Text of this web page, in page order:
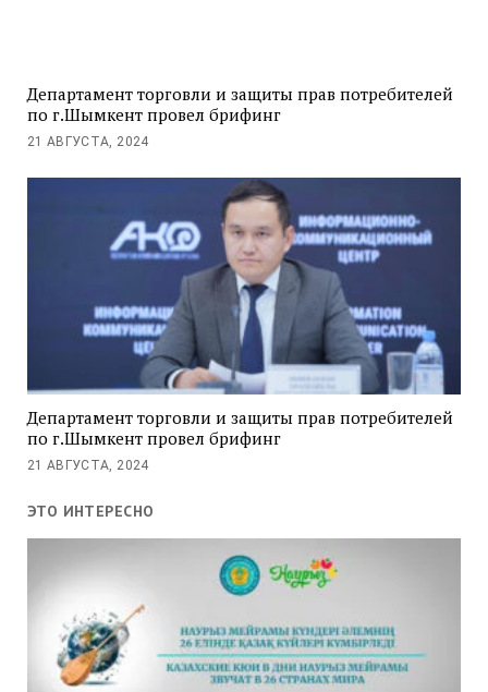
Департамент торговли и защиты прав потребителей
по г.Шымкент провел брифинг
21 АВГУСТА, 2024
Департамент торговли и защиты прав потребителей
по г.Шымкент провел брифинг
21 АВГУСТА, 2024
ЭТО ИНТЕРЕСНО